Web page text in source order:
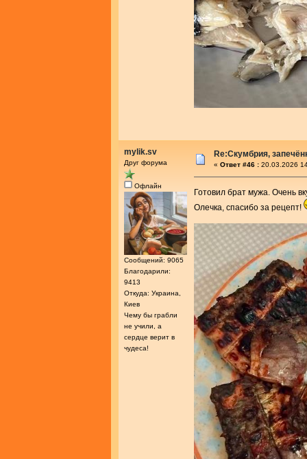
mylik.sv
Друг форума
Офлайн
Сообщений: 9065
Благодарили:
9413
Откуда: Украина,
Киев
Чему бы грабли
не учили, а
сердце верит в
чудеса!
Re:Скумбрия,
« Ответ #46 : 20.03.2026
Готовил брат мужа. Очень
Олечка, спасибо за рецепт!